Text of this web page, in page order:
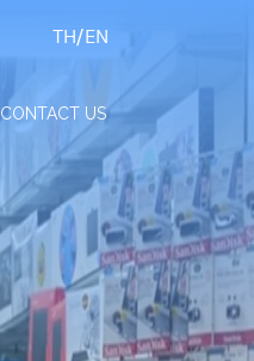
TH/EN
CONTACT US